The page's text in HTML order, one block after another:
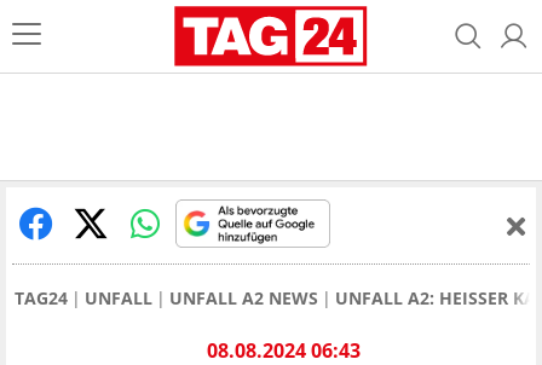
TAG24 UNFALL UNFALL A2 NEWS UNFALL A2: HEISSER
08.08.2024 06:43